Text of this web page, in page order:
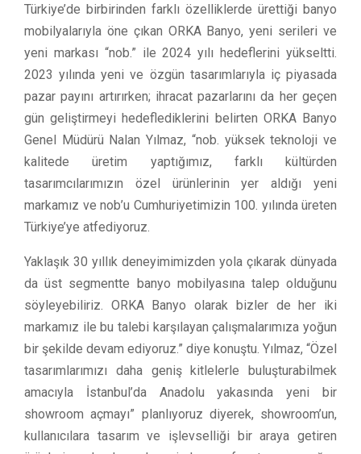
Türkiye’de birbirinden farklı özelliklerde ürettiği banyo
mobilyalarıyla öne çıkan ORKA Banyo, yeni serileri ve
yeni markası “nob.” ile 2024 yılı hedeflerini yükseltti.
2023 yılında yeni ve özgün tasarımlarıyla iç piyasada
pazar payını artırırken; ihracat pazarlarını da her geçen
gün geliştirmeyi hedeflediklerini belirten ORKA Banyo
Genel Müdürü Nalan Yılmaz, “nob. yüksek teknoloji ve
kalitede üretim yaptığımız, farklı kültürden
tasarımcılarımızın özel ürünlerinin yer aldığı yeni
markamız ve nob’u Cumhuriyetimizin 100. yılında üreten
Türkiye’ye atfediyoruz.
Yaklaşık 30 yıllık deneyimimizden yola çıkarak dünyada
da üst segmentte banyo mobilyasına talep olduğunu
söyleyebiliriz. ORKA Banyo olarak bizler de her iki
markamız ile bu talebi karşılayan çalışmalarımıza yoğun
bir şekilde devam ediyoruz.” diye konuştu. Yılmaz, “Özel
tasarımlarımızı daha geniş kitlelerle buluşturabilmek
amacıyla İstanbul’da Anadolu yakasında yeni bir
showroom açmayı” planlıyoruz diyerek, showroom’un,
kullanıcılara tasarım ve işlevselliği bir araya getiren